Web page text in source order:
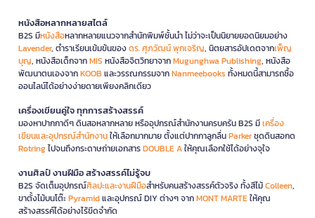
หนังสือหลากหลายสไตล์
B2S มีหนังสือหลากหลายแนวจากสำนักพิมพ์ชั้นนำ ไม่ว่าจะเป็นนิยายยอดนิยมอย่าง
Lavender, ตำราเรียนเข้มข้นของดร. ศุภวัฒน์ พุกเจริญ, นิตยสารอัปเดตจากเพ็ญ
บุญ, หนังสือเด็กจากMIS หนังสือจิตวิทยาจากMugunghwa Publishing, หนังสือ
พัฒนาตนเองจากKOOB และวรรณกรรมจากNanmeebooks ทั้งหมดนี้สามารถซื้อ
ออนไลน์ได้อย่างง่ายดายเพียงคลิกเดียว
เครื่องเขียนคู่ใจ ทุกการสร้างสรรค์
มองหาปากกาดีๆ ดินสอหลากหลาย หรืออุปกรณ์สำนักงานครบครัน B2S มีเครื่อง
เขียนและอุปกรณ์สำนักงานให้เลือกมากมาย ตั้งแต่ปากกาลูกลื่นParkerชุดดินสอกด
Rotringไปจนถึงกระดาษถ่ายเอกสารDOUBLE Aให้คุณเลือกใช้ได้อย่างจุใจ
งานศิลป์ งานฝีมือ สร้างสรรค์ไม่รู้จบ
B2S จัดเต็มอุปกรณ์ศิลปะและงานฝีมือสำหรับคนสร้างสรรค์ตัวจริง ทั้งสีไม้Colleen,
ขาตั้งไม้บนโต๊ะPyramidและอุปกรณ์ DIY ต่างๆ จากMONT MARTEให้คุณ
สร้างสรรค์ได้อย่างไร้ขีดจำกัด